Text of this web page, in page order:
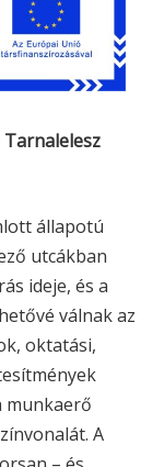
Tarnalelesz
állapotú
utcákban
ideje, és a
válnak az
oktatási,
munkaerő
A